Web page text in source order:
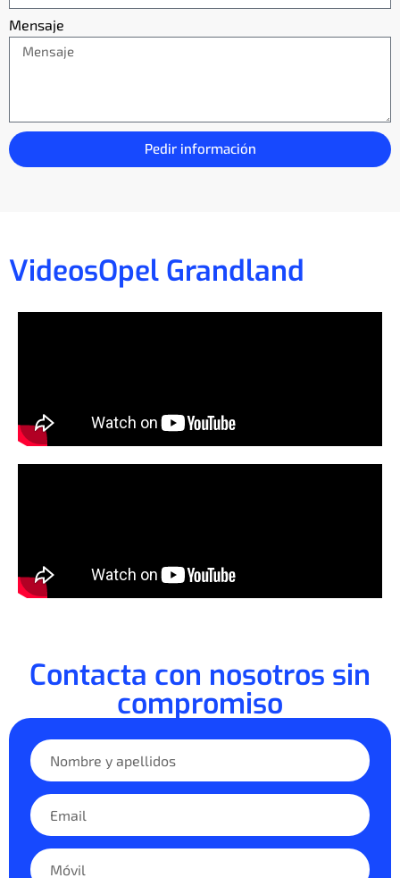
Mensaje
Pedir información
VideosOpel Grandland
Contacta con nosotros sin
compromiso